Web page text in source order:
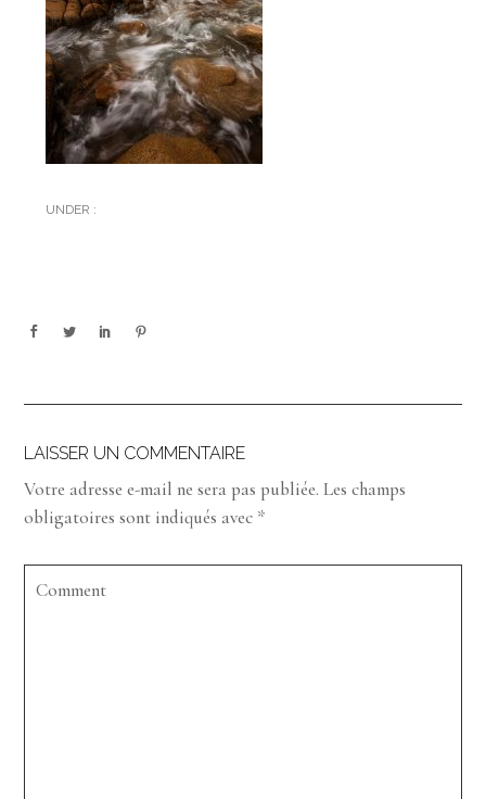
UNDER :
LAISSER UN COMMENTAIRE
Votre adresse e-mail ne sera pas publiée. Les champs
obligatoires sont indiqués avec *